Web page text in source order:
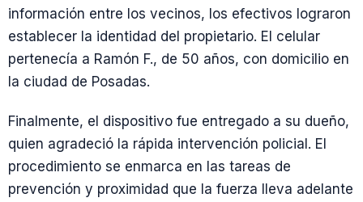
información entre los vecinos, los efectivos lograron
establecer la identidad del propietario. El celular
pertenecía a Ramón F., de 50 años, con domicilio en
la ciudad de Posadas.
Finalmente, el dispositivo fue entregado a su dueño,
quien agradeció la rápida intervención policial. El
procedimiento se enmarca en las tareas de
prevención y proximidad que la fuerza lleva adelante